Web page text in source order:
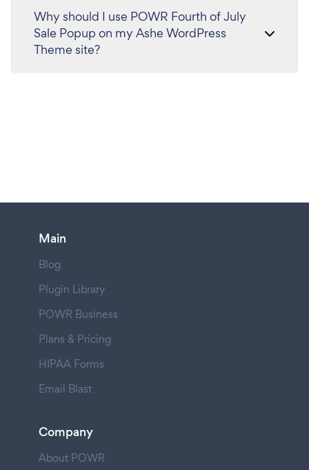
Why should I use POWR Fourth of July
Sale Popup on my Ashe WordPress
Theme site?
Main
Blog
Plugin Library
POWR Business
Plans & Pricing
HIPAA Forms
Email Blast
Company
About POWR